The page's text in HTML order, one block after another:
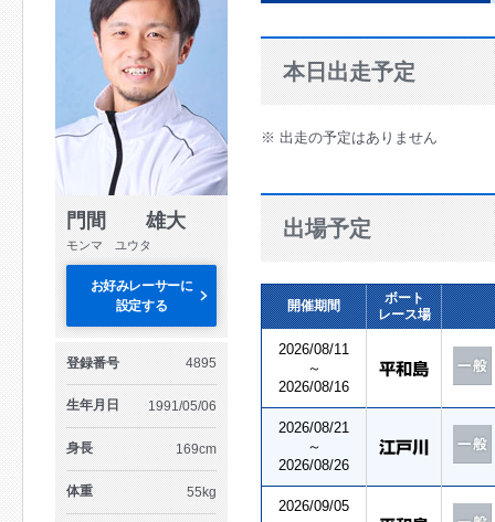
門間 雄大
モンマ ユウタ
お好みレーサーに
設定する
登録番号 4895
生年月日 1991/05/06
身長 169cm
体重 55kg
本日出走予定
※ 出走の予定はありません
出場予定
開催期間
ボート
レース場
2026/08/11
～
2026/08/16
2026/08/21
～
2026/08/26
2026/09/05